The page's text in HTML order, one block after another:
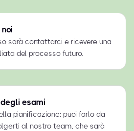
sarà contattarci e ricevere una
del processo futuro.
esami
pianificazione: puoi farlo da
al nostro team, che sarà